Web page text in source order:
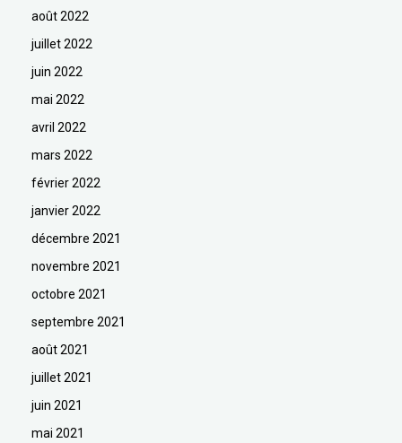
août 2022
juillet 2022
juin 2022
mai 2022
avril 2022
mars 2022
février 2022
janvier 2022
décembre 2021
novembre 2021
octobre 2021
septembre 2021
août 2021
juillet 2021
juin 2021
mai 2021